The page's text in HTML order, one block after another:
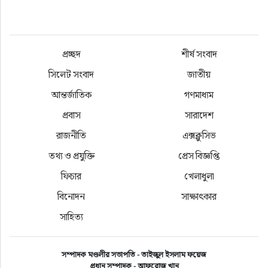
প্রচ্ছদ
শীর্ষ সংবাদ
সিলেট সংবাদ
জাতীয়
আন্তর্জাতিক
গণমাধ্যম
প্রবাস
সারাদেশ
রাজনীতি
এক্সক্লুসিভ
তথ্য ও প্রযুক্তি
প্রেস বিজ্ঞপ্তি
ফিচার
খেলাধুলা
বিনোদন
সাক্ষাৎকার
সাহিত্য
সম্পাদক মণ্ডলীর সভাপতি - তাইজুল ইসলাম ফয়েজ